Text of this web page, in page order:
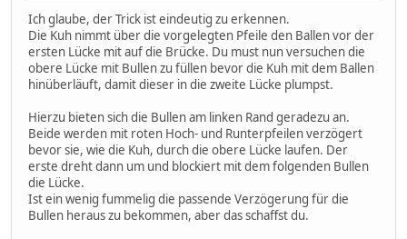
Ich glaube, der Trick ist eindeutig zu erkennen.
Die Kuh nimmt über die vorgelegten Pfeile den Ballen vor der
ersten Lücke mit auf die Brücke. Du must nun versuchen die
obere Lücke mit Bullen zu füllen bevor die Kuh mit dem Ballen
hinüberläuft, damit dieser in die zweite Lücke plumpst.
Hierzu bieten sich die Bullen am linken Rand geradezu an.
Beide werden mit roten Hoch- und Runterpfeilen verzögert
bevor sie, wie die Kuh, durch die obere Lücke laufen. Der
erste dreht dann um und blockiert mit dem folgenden Bullen
die Lücke.
Ist ein wenig fummelig die passende Verzögerung für die
Bullen heraus zu bekommen, aber das schaffst du.